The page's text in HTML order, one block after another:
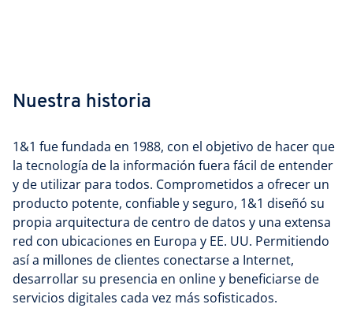
Nuestra historia
1&1 fue fundada en 1988, con el objetivo de hacer que
la tecnología de la información fuera fácil de entender
y de utilizar para todos. Comprometidos a ofrecer un
producto potente, confiable y seguro, 1&1 diseñó su
propia arquitectura de centro de datos y una extensa
red con ubicaciones en Europa y EE. UU. Permitiendo
así a millones de clientes conectarse a Internet,
desarrollar su presencia en online y beneficiarse de
servicios digitales cada vez más sofisticados.